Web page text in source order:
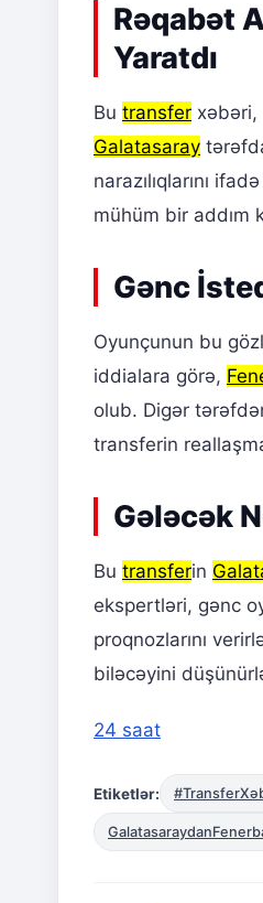
Rəqabət
Yaratdı
Bu transfer xəbəri,
Galatasaray
narazılıqlarını
mühüm bir addım
Gənc
Oyunçunun bu
iddialara görə,
olub. Digər
transferin
Gələcək
Bu transferin
ekspertləri, gənc
proqnozlarını
biləcəyini
24 saat
Etiketlər: